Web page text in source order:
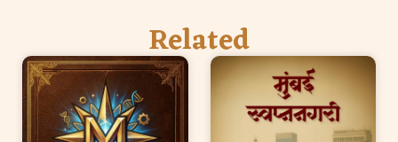
Related